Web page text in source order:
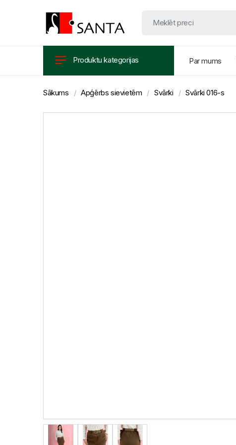
Produktu kategorijas Par mums
Sākums Apģērbs sievietēm Svārki Svārki 016-s